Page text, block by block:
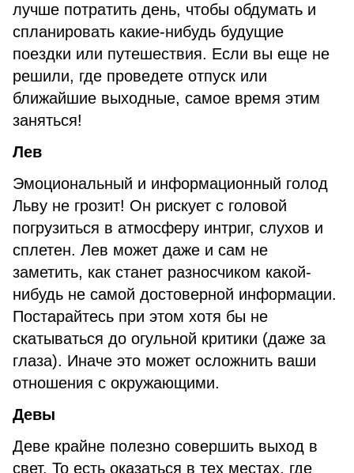
лучше потратить день, чтобы обдумать и
спланировать какие-нибудь будущие
поездки или путешествия. Если вы еще не
решили, где проведете отпуск или
ближайшие выходные, самое время этим
заняться!
Лев
Эмоциональный и информационный голод
Льву не грозит! Он рискует с головой
погрузиться в атмосферу интриг, слухов и
сплетен. Лев может даже и сам не
заметить, как станет разносчиком какой-
нибудь не самой достоверной информации.
Постарайтесь при этом хотя бы не
скатываться до огульной критики (даже за
глаза). Иначе это может осложнить ваши
отношения с окружающими.
Девы
Деве крайне полезно совершить выход в
свет. То есть оказаться в тех местах, где